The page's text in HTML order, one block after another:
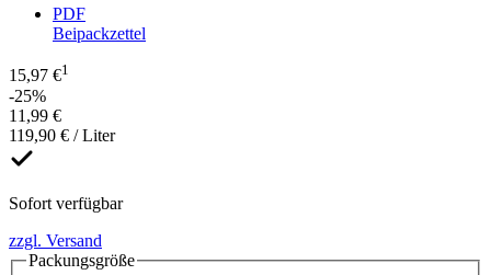
PDF
Beipackzettel
15,97 €1
-25%
11,99 €
119,90 € / Liter
Sofort verfügbar
zzgl. Versand
Packungsgröße